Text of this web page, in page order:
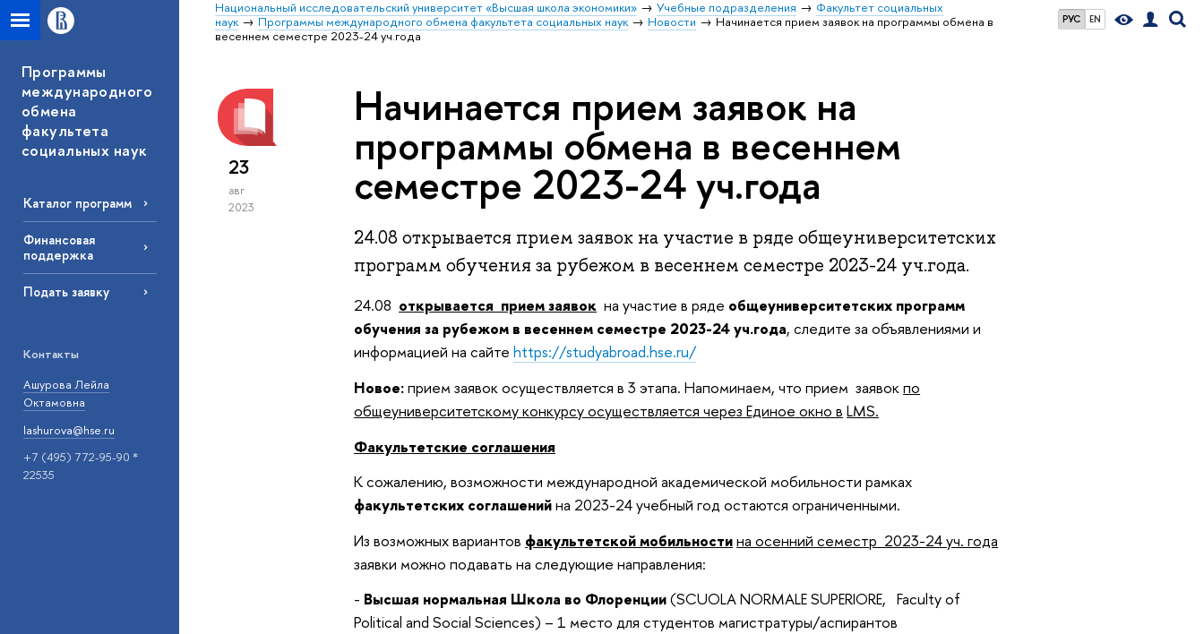
РУС EN
Национальный исследовательский университет «Высшая школа экономики» Учебные подразделения
Факультет социальных
наук
Программы международного обмена факультета социальных наук Новости
Начинается прием заявок на программы обмена в
весеннем семестре 2023-24 уч.года
Программы
международного
обмена
факультета
социальных наук
Каталог программ
Финансовая
поддержка
Подать заявку
Контакты
Ашурова Лейла
Октамовна
lashurova@hse.ru
+7 (495) 772-95-90 *
22535
23
авг
2023
Начинается прием заявок на
программы обмена в весеннем
семестре 2023-24 уч.года
24.08 открывается прием заявок на участие в ряде общеуниверситетских
программ обучения за рубежом в весеннем семестре 2023-24 уч.года.
24.08 открывается прием заявок на участие в ряде общеуниверситетских программ
обучения за рубежом в весеннем семестре 2023-24 уч.года, следите за объявлениями и
информацией на сайтеhttps://studyabroad.hse.ru/
Новое:прием заявок осуществляется в 3 этапа. Напоминаем, что прием заявокпо
общеуниверситетскому конкурсу осуществляется через Единое окно в LMS.
Факультетские соглашения
К сожалению, возможности международной академической мобильности рамках
факультетских соглашенийна 2023-24 учебный год остаются ограниченными.
Из возможных вариантов факультетской мобильностина осенний семестр 2023-24 уч. года
заявки можно подавать на следующие направления:
- Высшая нормальная Школа во Флоренции(SCUOLA NORMALE SUPERIORE, Faculty of
Political and Social Sciences) – 1 место для студентов магистратуры/аспирантов